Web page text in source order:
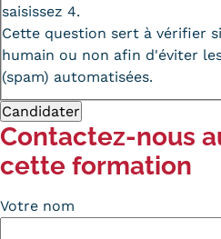
saisissez 4.
Cette question sert à vérifier
humain ou non afin d'éviter
(spam) automatisées.
Contactez-nous
cette formation
Votre nom